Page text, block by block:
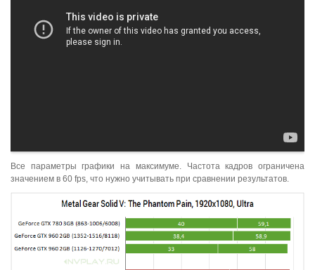
Все параметры графики на максимуме. Частота кадров ограничена
значением в 60 fps, что нужно учитывать при сравнении результатов.